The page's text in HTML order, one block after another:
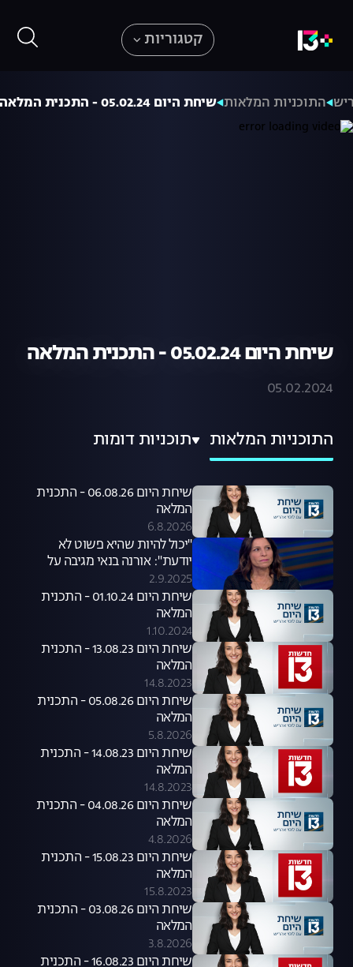
קטגוריות
התוכניות המלאות שיחת היום 05.02.24 - התכנית המלאה
שיחת היום 05.02.24 - התכנית המלאה
05.02.2024
התוכניות המלאות תוכניות דומות
שיחת היום 06.08.26 - התכנית
המלאה
6.8.2026
"יכול להיות שהיא פשוט לא
יודעת": אורנה בנאי מגיבה על
סערת קניית הכלבים שעוררה קרן
פלס
2.9.2025
שיחת היום 01.10.24 - התכנית
המלאה
1.10.2024
שיחת היום 13.08.23 - התכנית
המלאה
14.8.2023
שיחת היום 05.08.26 - התכנית
המלאה
5.8.2026
שיחת היום 14.08.23 - התכנית
המלאה
14.8.2023
שיחת היום 04.08.26 - התכנית
המלאה
4.8.2026
שיחת היום 15.08.23 - התכנית
המלאה
15.8.2023
שיחת היום 03.08.26 - התכנית
המלאה
3.8.2026
שיחת היום 16.08.23 - התכנית